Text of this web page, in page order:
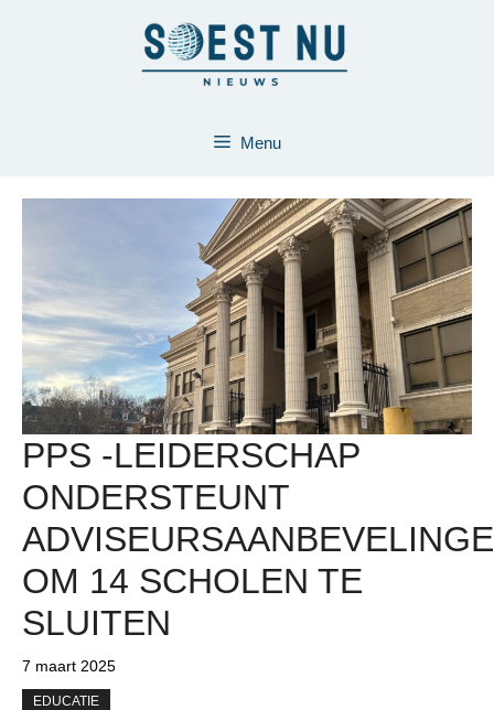
Menu
PPS -LEIDERSCHAP
ONDERSTEUNT
OM 14 SCHOLEN TE
SLUITEN
7 maart 2025
EDUCATIE